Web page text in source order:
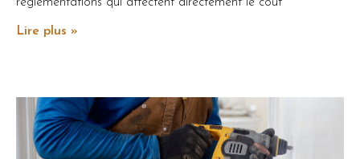
Lire plus »